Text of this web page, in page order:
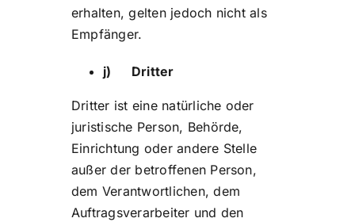
erhalten, gelten jedoch nicht als
Empfänger.
j) Dritter
Dritter ist eine natürliche oder
juristische Person, Behörde,
Einrichtung oder andere Stelle
außer der betroffenen Person,
dem Verantwortlichen, dem
Auftragsverarbeiter und den